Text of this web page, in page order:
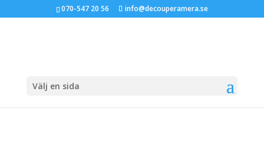
070-547 20 56 info@decouperamera.se
Välj en sida